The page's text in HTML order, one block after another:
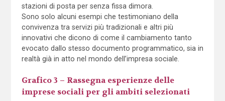
stazioni di posta per senza fissa dimora.
Sono solo alcuni esempi che testimoniano della
convivenza tra servizi più tradizionali e altri più
innovativi che dicono di come il cambiamento tanto
evocato dallo stesso documento programmatico, sia in
realtà già in atto nel mondo dell’impresa sociale.
Grafico 3 – Rassegna esperienze delle
imprese sociali per gli ambiti selezionati